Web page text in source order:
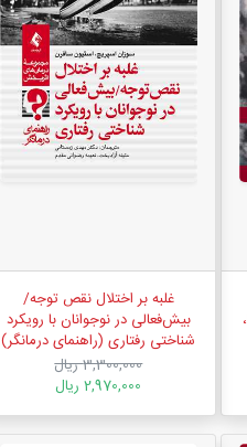
غلبه بر اختلال نقص ‏توجه/
بیش‌فعالی در نوجوانان با رویکرد
شناختی ‌رفتاری (راهنمای درمانگر)
3,300,000 ریال
2,970,000 ریال